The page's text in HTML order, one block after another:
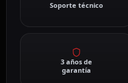
Soporte técnico
3 años de
garantía